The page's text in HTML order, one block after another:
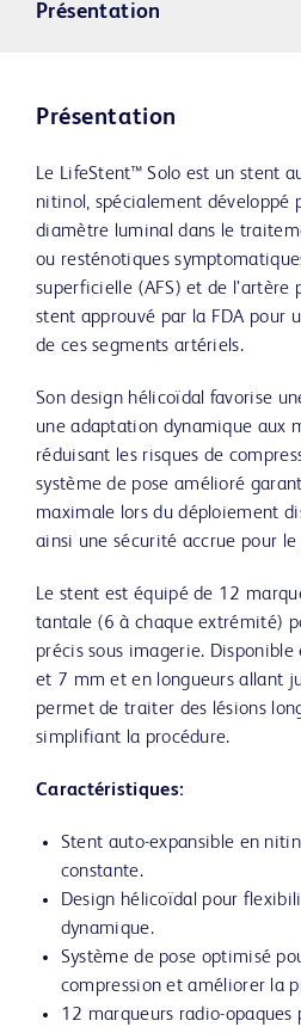
Présentation
Présentation
Le LifeStent™ Solo est un stent
nitinol, spécialement développé
diamètre luminal dans le
ou resténotiques
superficielle (AFS) et de l’artère
stent approuvé par la FDA pour
de ces segments artériels.
Son design hélicoïdal favorise
une adaptation dynamique aux
réduisant les risques de
système de pose amélioré
maximale lors du déploiement
ainsi une sécurité accrue pour
Le stent est équipé de 12
tantale (6 à chaque extrémité)
précis sous imagerie.
et 7 mm et en longueurs allant
permet de traiter des lésions
simplifiant la procédure.
Caractéristiques:
Stent auto-expansible en
constante.
Design hélicoïdal pour
dynamique.
Système de pose optimisé
compression et améliorer la
12 marqueurs radio-